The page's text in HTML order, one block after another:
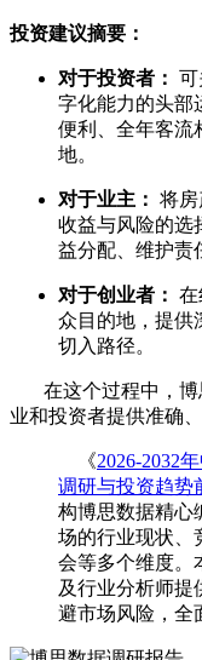
投资建议摘要：
对于投资者： 可
字化能力的头部
便利、全年客流
地。
对于业主： 将
收益与风险的选
益分配、维护责
对于创业者： 在
众目的地，提供
切入路径。
在这个过程中，博
业和投资者提供准确
《2026-2032
调研与投资趋势
构博思数据精心
场的行业现状、
会等多个维度。
及行业分析师提
避市场风险，全